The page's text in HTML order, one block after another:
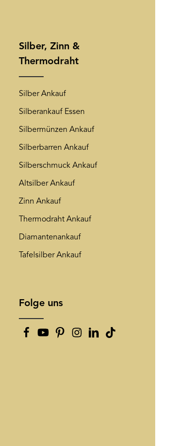
Silber, Zinn &
Thermodraht
Silber Ankauf
Silberankauf Essen
Silbermünzen Ankauf
Silberbarren Ankauf
Silberschmuck Ankauf
Altsilber Ankauf
Zinn Ankauf
Thermodraht Ankauf
Diamantenankauf
Tafelsilber Ankauf
Folge uns